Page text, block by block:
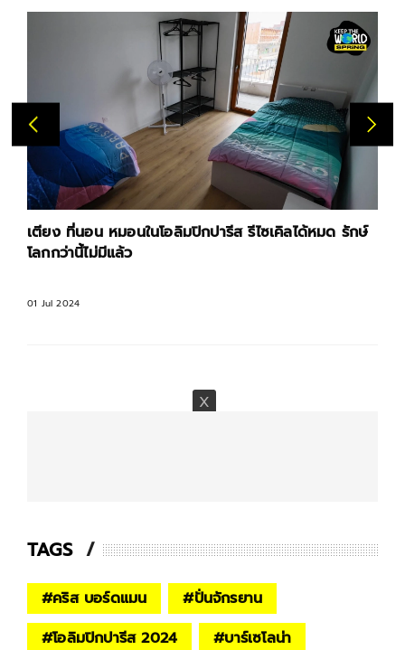
เตียง ที่นอน หมอนในโอลิมปิกปารีส รีไซเคิลได้หมด รักษ์
โลกกว่านี้ไม่มีแล้ว
01 Jul 2024
TAGS
#คริส บอร์ดแมน #ปั่นจักรยาน
#โอลิมปิกปารีส 2024 #บาร์เซโลน่า